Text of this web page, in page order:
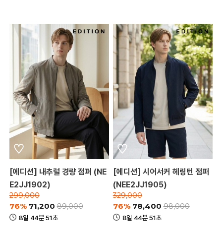
[에디션] 내추럴 경량 점퍼 (NE
E2JJ1902)
299,000
76% 71,200 89,000
8일 44분 51초
[에디션] 시어서커 헤링턴 점퍼
(NEE2JJ1905)
329,000
76% 78,400 98,000
8일 44분 51초